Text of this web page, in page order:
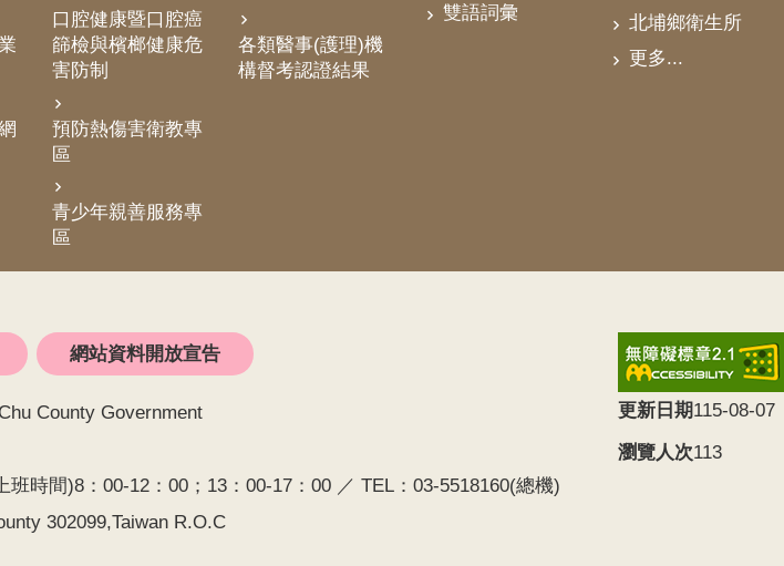
口腔健康暨口腔癌
篩檢與檳榔健康危
害防制
預防熱傷害衛教專
區
青少年親善服務專
區
各類醫事(護理)機
構督考認證結果
雙語詞彙
北埔鄉衛生所
更多...
網站資料開放宣告
County Government
時間)8：00-12：00；13：00-17：00 ／ TEL：03-5518160(總機)
302099,Taiwan R.O.C
更新日期115-08-07
瀏覽人次113